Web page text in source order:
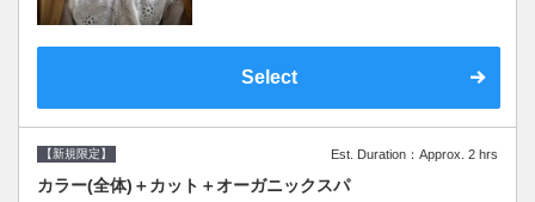
Select
【新規限定】 Est. Duration：Approx. 2 hrs
カラー(全体)＋カット＋オーガニックスパ